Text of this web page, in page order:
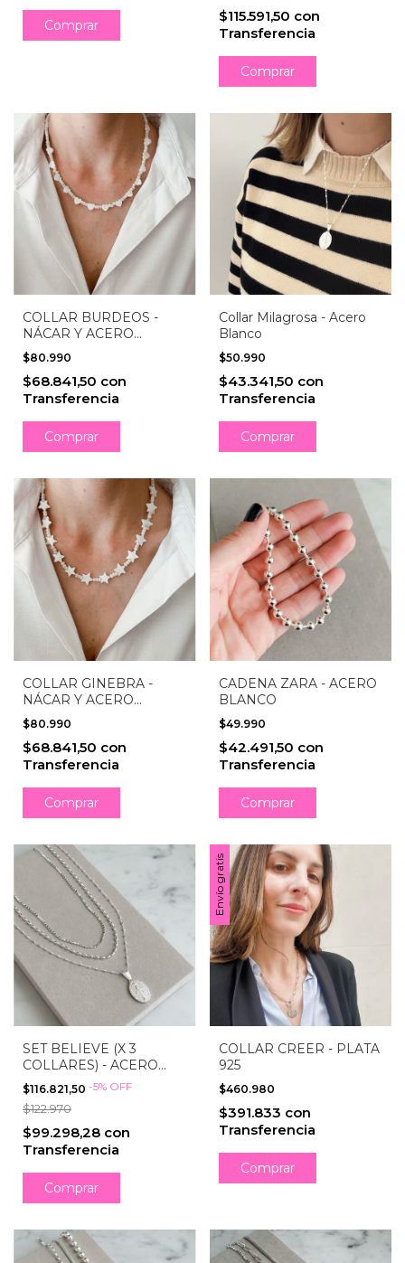
Comprar
$115.591,50 con
Transferencia
COLLAR BURDEOS -
NÁCAR Y ACERO
QUIRÚRGICO
$80.990
$68.841,50 con
Transferencia
Collar Milagrosa - Acero
Blanco
$50.990
$43.341,50 con
Transferencia
Comprar
COLLAR GINEBRA -
NÁCAR Y ACERO
QUIRÚRGICO
$80.990
$68.841,50 con
Transferencia
CADENA ZARA - ACERO
BLANCO
$49.990
$42.491,50 con
Transferencia
SET BELIEVE (X 3
COLLARES) - ACERO
BLANCO
$116.821,50 -5% OFF
$122.970
$99.298,28 con
Transferencia
Envío gratis
COLLAR CREER - PLATA
925
$460.980
$391.833 con
Transferencia
Comprar